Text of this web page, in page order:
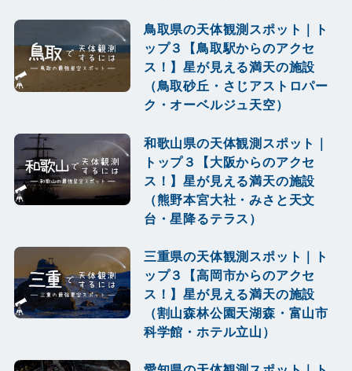
鳥取県の天体観測スポット｜ト
ップ３【鳥取駅からのアクセ
ス！】星が見える満天の施設
（鳥取砂丘・さじアストロパー
ク・オーベルジュ天空）
和歌山県の天体観測スポット｜
トップ３【大阪からのアクセ
ス！】星が見える満天の施設
（熊野本宮大社・みさと天文
台・星降るテラス）
三重県の天体観測スポット｜ト
ップ３【高岡市からのアクセ
ス！】星が見える満天の施設
（割山森林公園天湖森・富山市
科学館・ホテル立山）